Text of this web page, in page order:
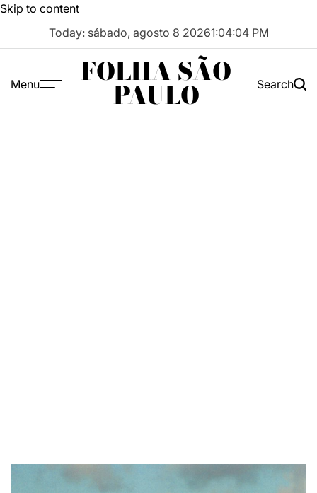
Skip to content
Today: sábado, agosto 8 20261:04:05 PM
Menu FOLHA SÃO
PAULO Search